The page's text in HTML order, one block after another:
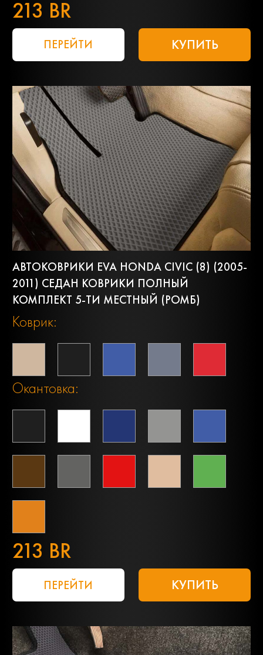
213 BR
ПЕРЕЙТИ КУПИТЬ
АВТОКОВРИКИ EVA HONDA CIVIC (8) (2005-
2011) СЕДАН КОВРИКИ ПОЛНЫЙ
КОМПЛЕКТ 5-ТИ МЕСТНЫЙ (РОМБ)
Коврик:
Окантовка:
213 BR
ПЕРЕЙТИ КУПИТЬ